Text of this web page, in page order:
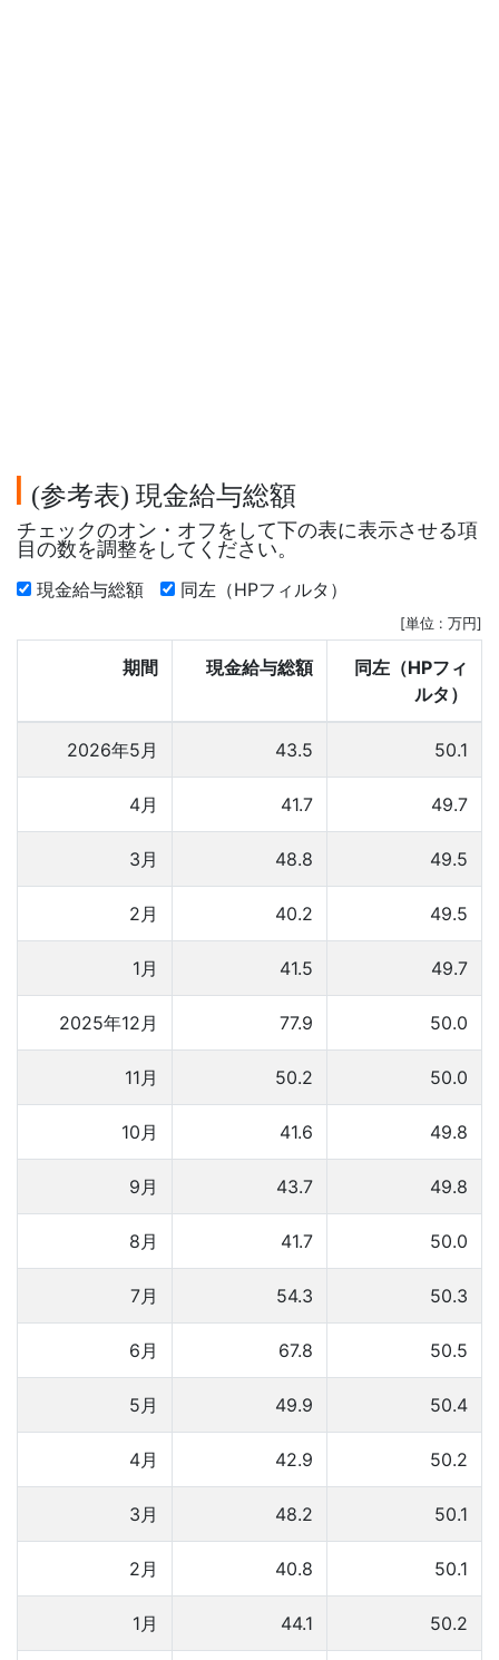
(参考表) 現金給与総額
チェックのオン・オフをして下の表に表示させる項
目の数を調整をしてください。
現金給与総額 同左（HPフィルタ）
[単位 : 万円]
期間 現金給与総額
同左（HPフィ
ルタ）
2026年5月 43.5 50.1
4月 41.7 49.7
3月 48.8 49.5
2月 40.2 49.5
1月 41.5 49.7
2025年12月 77.9 50.0
11月 50.2 50.0
10月 41.6 49.8
9月 43.7 49.8
8月 41.7 50.0
7月 54.3 50.3
6月 67.8 50.5
5月 49.9 50.4
4月 42.9 50.2
3月 48.2 50.1
2月 40.8 50.1
1月 44.1 50.2